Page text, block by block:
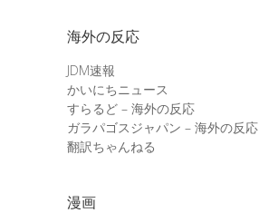
海外の反応
JDM速報
かいにちニュース
すらるど – 海外の反応
ガラパゴスジャパン – 海外の反応
翻訳ちゃんねる
漫画